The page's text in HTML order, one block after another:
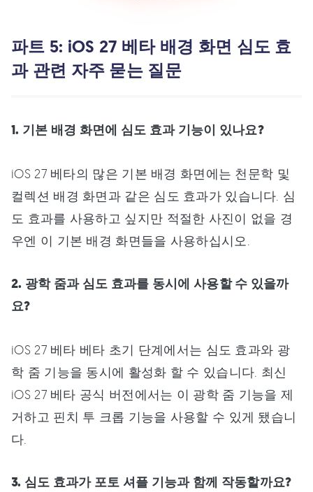
파트 5: iOS 27 베타 배경 화면 심도 효
과 관련 자주 묻는 질문
1. 기본 배경 화면에 심도 효과 기능이 있나요?
iOS 27 베타의 많은 기본 배경 화면에는 천문학 및
컬렉션 배경 화면과 같은 심도 효과가 있습니다. 심
도 효과를 사용하고 싶지만 적절한 사진이 없을 경
우엔 이 기본 배경 화면들을 사용하십시오.
2. 광학 줌과 심도 효과를 동시에 사용할 수 있을까
요?
iOS 27 베타 베타 초기 단계에서는 심도 효과와 광
학 줌 기능을 동시에 활성화 할 수 있습니다. 최신
iOS 27 베타 공식 버전에서는 이 광학 줌 기능을 제
거하고 핀치 투 크롭 기능을 사용할 수 있게 됐습니
다.
3. 심도 효과가 포토 셔플 기능과 함께 작동할까요?